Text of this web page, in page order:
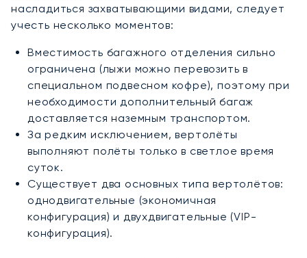
насладиться захватывающими видами, следует
учесть несколько моментов:
Вместимость багажного отделения сильно
ограничена (лыжи можно перевозить в
специальном подвесном кофре), поэтому при
необходимости дополнительный багаж
доставляется наземным транспортом.
За редким исключением, вертолёты
выполняют полёты только в светлое время
суток.
Существует два основных типа вертолётов:
однодвигательные (экономичная
конфигурация) и двухдвигательные (VIP-
конфигурация).